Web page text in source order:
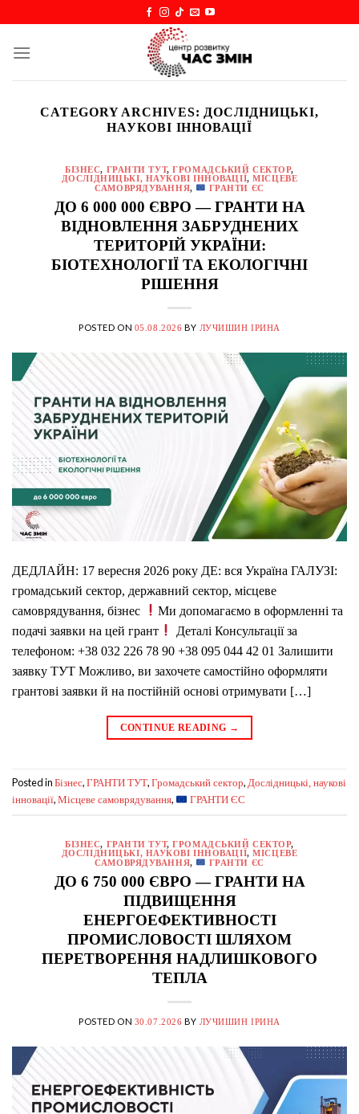
content
CATEGORY ARCHIVES: ДОСЛІДНИЦЬКІ,
НАУКОВІ ІННОВАЦІЇ
БІЗНЕС, ГРАНТИ ТУТ,ГРОМАДСЬКИЙ СЕКТОР,
ДОСЛІДНИЦЬКІ, НАУКОВІ ІННОВАЦІЇ,МІСЦЕВЕ
САМОВРЯДУВАННЯ, ГРАНТИ ЄС
ДО 6 000 000 ЄВРО — ГРАНТИ НА
ВІДНОВЛЕННЯ ЗАБРУДНЕНИХ
ТЕРИТОРІЙ УКРАЇНИ:
БІОТЕХНОЛОГІЇ ТА ЕКОЛОГІЧНІ
РІШЕННЯ
POSTED ON 05.08.2026 BY ЛУЧИШИН ІРИНА
ДЕДЛАЙН: 17 вересня 2026 року ДЕ: вся Україна ГАЛУЗІ:
громадський сектор, державний сектор, місцеве
самоврядування, бізнес
Ми допомагаємо в оформленні та
подачі заявки на цей грант
Деталі Консультації за
телефоном: +38 032 226 78 90 +38 095 044 42 01 Залишити
заявку ТУТ Можливо, ви захочете самостійно оформляти
грантові заявки й на постійній основі отримувати […]
CONTINUE READING →
Posted in Бізнес, ГРАНТИ ТУТ, Громадський сектор, Дослідницькі, наукові
інновації, Місцеве самоврядування, ГРАНТИ ЄС
БІЗНЕС, ГРАНТИ ТУТ,ГРОМАДСЬКИЙ СЕКТОР,
ДОСЛІДНИЦЬКІ, НАУКОВІ ІННОВАЦІЇ,МІСЦЕВЕ
САМОВРЯДУВАННЯ, ГРАНТИ ЄС
ДО 6 750 000 ЄВРО — ГРАНТИ НА
ПІДВИЩЕННЯ
ЕНЕРГОЕФЕКТИВНОСТІ
ПРОМИСЛОВОСТІ ШЛЯХОМ
ПЕРЕТВОРЕННЯ НАДЛИШКОВОГО
ТЕПЛА
POSTED ON 30.07.2026 BY ЛУЧИШИН ІРИНА